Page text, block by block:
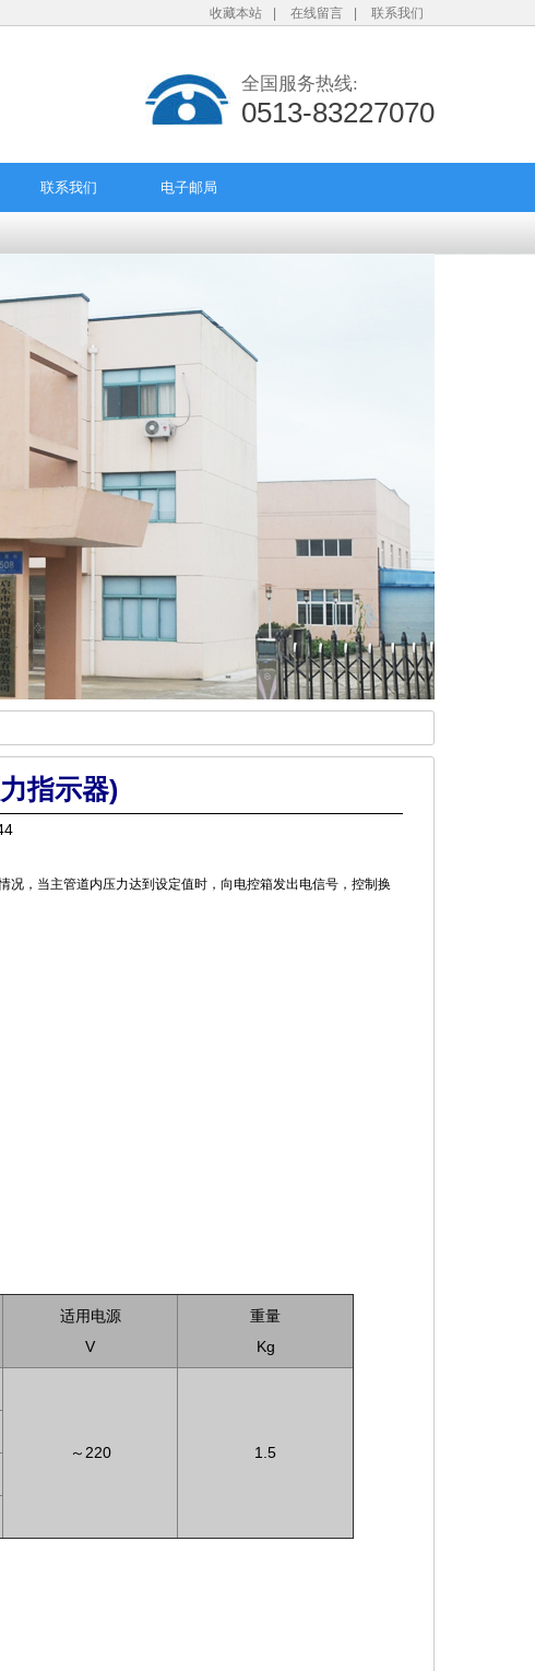
收藏本站 在线留言 联系我们
全国服务热线:
0513-83227070
联系我们 电子邮局
指示器)
，当主管道内压力达到设定值时，向电控箱发出电信号，控制换
适用电源
V
重量
Kg
～220 1.5